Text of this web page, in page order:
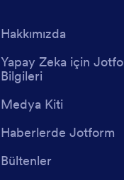
Hakkımızda
Yapay Zeka için
Bilgileri
Medya Kiti
Haberlerde Jotform
Bültenler